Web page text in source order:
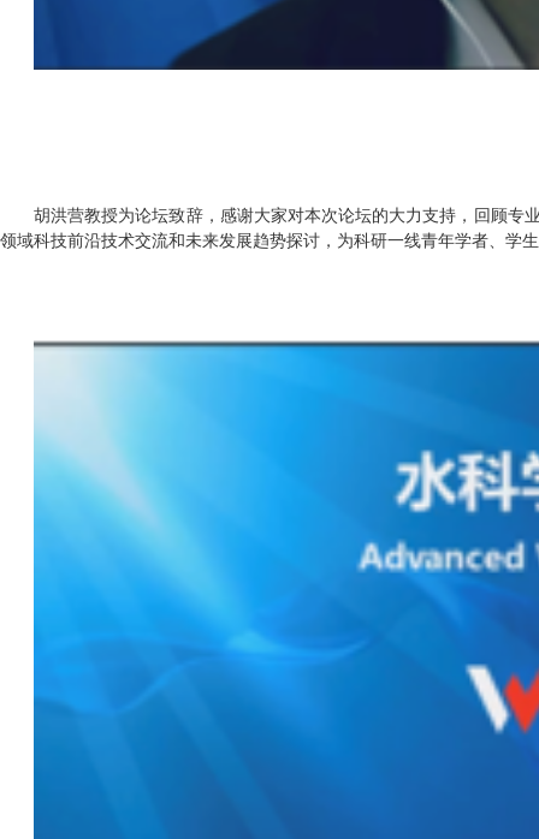
胡洪营教授为论坛致辞，感谢大家对本次论坛的大力支持，回顾专
领域科技前沿技术交流和未来发展趋势探讨，为科研一线青年学者、学